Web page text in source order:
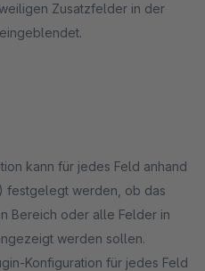
Zusatzfelder in der
kann für jedes Feld anhand
Konfiguration für jedes Feld